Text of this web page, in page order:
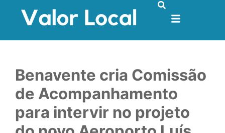
Benavente cria Comissão
de Acompanhamento
para intervir no projeto